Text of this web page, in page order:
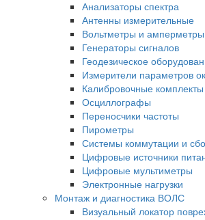
Анализаторы спектра
Антенны измерительные
Вольтметры и амперметры
Генераторы сигналов
Геодезическое
Измерители параметров
Калибровочные
Осциллографы
Переносчики частоты
Пирометры
Системы коммутации и
Цифровые источники
Цифровые мультиметры
Электронные нагрузки
Монтаж и диагностика ВОЛС
Визуальный локатор